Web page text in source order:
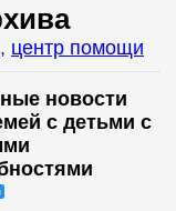
, центр помощи
новости
с детьми с